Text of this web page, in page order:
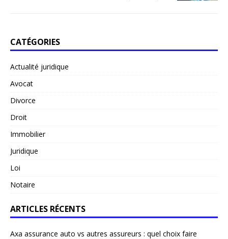
CATÉGORIES
Actualité juridique
Avocat
Divorce
Droit
Immobilier
Juridique
Loi
Notaire
ARTICLES RÉCENTS
Axa assurance auto vs autres assureurs : quel choix faire